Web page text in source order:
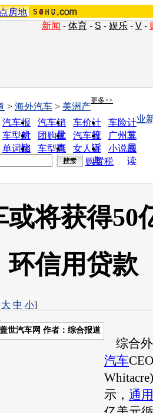
房地
新闻 - 体育 - S - 娱乐 - V -
更多>>
汽车报
价
汽车销
量
车价计
算
车险计
算
车型对
比
团购优
惠
汽车投
诉
广州车
展
单词翻
车型查
询
女人宝
典
小说阅
读
> 海外汽车 > 美洲产
业
购置税
或将获得50
环信用贷款
大 中 小]
盖世汽车网 作者：综合报道
综合
汽车
示， 通用